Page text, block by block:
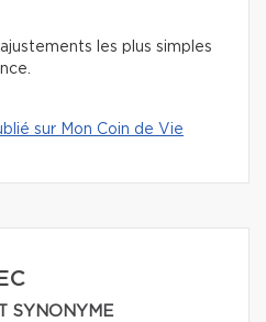
les plus simples
sur Mon Coin de Vie
SYNONYME